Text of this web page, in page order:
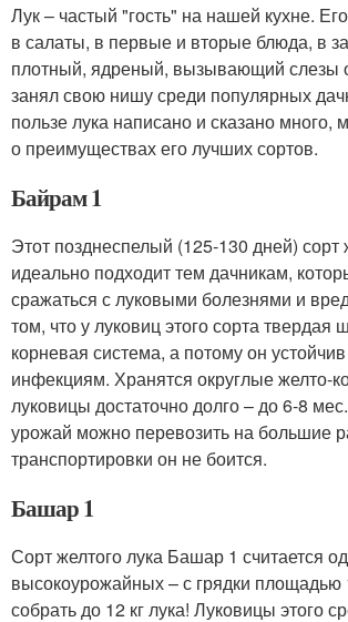
Лук – частый "гость" на нашей кухне.
в салаты, в первые и вторые блюда, в
плотный, ядреный, вызывающий слезы
занял свою нишу среди популярных
пользе лука написано и сказано
о преимуществах его лучших сортов.
Байрам 1
Этот позднеспелый (125-130 дней) сорт
идеально подходит тем дачникам,
сражаться с луковыми болезнями и
том, что у луковиц этого сорта твердая
корневая система, а потому он
инфекциям. Хранятся округлые желто-
луковицы достаточно долго – до 6-8
урожай можно перевозить на большие
транспортировки он не боится.
Башар 1
Сорт желтого лука Башар 1 считается
высокоурожайных – с грядки
собрать до 12 кг лука! Луковицы этого